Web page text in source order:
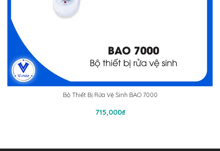
Bộ Thiết Bị Rửa Vệ Sinh BAO 7000
715,000₫
Thêm Vào Giỏ Hàng